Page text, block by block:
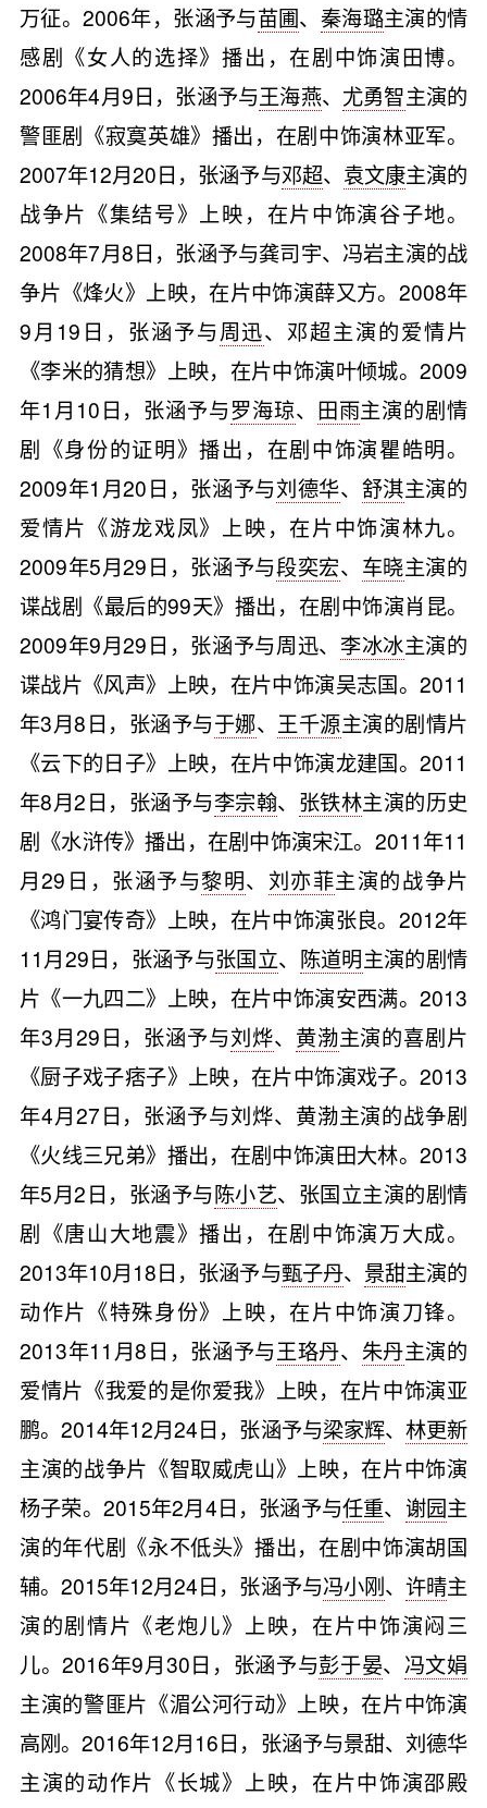
万征。2006年，张涵予与苗圃、 秦海璐主演的情
感剧《女人的选择》播出，在剧中饰演田博。
2006年4月9日，张涵予与王海燕、 尤勇智主演的
警匪剧《寂寞英雄》播出，在剧中饰演林亚军。
2007年12月20日，张涵予与邓超、 袁文康主演的
战争片《集结号》上映，在片中饰演谷子地。
2008年7月8日，张涵予与龚司宇、冯岩主演的战
争片《烽火》上映，在片中饰演薛又方。2008年
9月19日，张涵予与周迅、邓超主演的爱情片
《李米的猜想》上映，在片中饰演叶倾城。2009
年1月10日，张涵予与罗海琼、 田雨主演的剧情
剧《身份的证明》播出，在剧中饰演瞿皓明。
2009年1月20日，张涵予与刘德华、 舒淇主演的
爱情片《游龙戏凤》上映，在片中饰演林九。
2009年5月29日，张涵予与段奕宏、 车晓主演的
谍战剧《最后的99天》播出，在剧中饰演肖昆。
2009年9月29日，张涵予与周迅、 李冰冰主演的
谍战片《风声》上映，在片中饰演吴志国。2011
年3月8日，张涵予与于娜、 王千源主演的剧情片
《云下的日子》上映，在片中饰演龙建国。2011
年8月2日，张涵予与李宗翰、 张铁林主演的历史
剧《水浒传》播出，在剧中饰演宋江。2011年11
月29日，张涵予与黎明、 刘亦菲主演的战争片
《鸿门宴传奇》上映，在片中饰演张良。2012年
11月29日，张涵予与张国立、 陈道明主演的剧情
片《一九四二》上映，在片中饰演安西满。2013
年3月29日，张涵予与刘烨、 黄渤主演的喜剧片
《厨子戏子痞子》上映，在片中饰演戏子。2013
年4月27日，张涵予与刘烨、黄渤主演的战争剧
《火线三兄弟》播出，在剧中饰演田大林。2013
年5月2日，张涵予与陈小艺、张国立主演的剧情
剧《唐山大地震》播出，在剧中饰演万大成。
2013年10月18日，张涵予与甄子丹、 景甜主演的
动作片《特殊身份》上映，在片中饰演刀锋。
2013年11月8日，张涵予与王珞丹、 朱丹主演的
爱情片《我爱的是你爱我》上映，在片中饰演亚
鹏。2014年12月24日，张涵予与梁家辉、 林更新
主演的战争片《智取威虎山》上映，在片中饰演
杨子荣。2015年2月4日，张涵予与任重、 谢园主
演的年代剧《永不低头》播出，在剧中饰演胡国
辅。2015年12月24日，张涵予与冯小刚、 许晴主
演的剧情片《老炮儿》上映，在片中饰演闷三
儿。2016年9月30日，张涵予与彭于晏、 冯文娟
主演的警匪片《湄公河行动》上映，在片中饰演
高刚。2016年12月16日，张涵予与景甜、刘德华
主演的动作片《长城》上映，在片中饰演邵殿